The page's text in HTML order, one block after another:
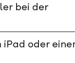
bei der
iPad oder